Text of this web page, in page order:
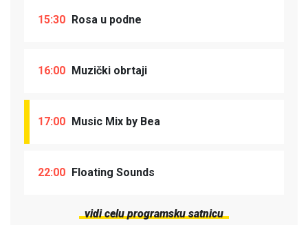
15:30 Rosa u podne
16:00 Muzički obrtaji
17:00 Music Mix by Bea
22:00 Floating Sounds
vidi celu programsku satnicu